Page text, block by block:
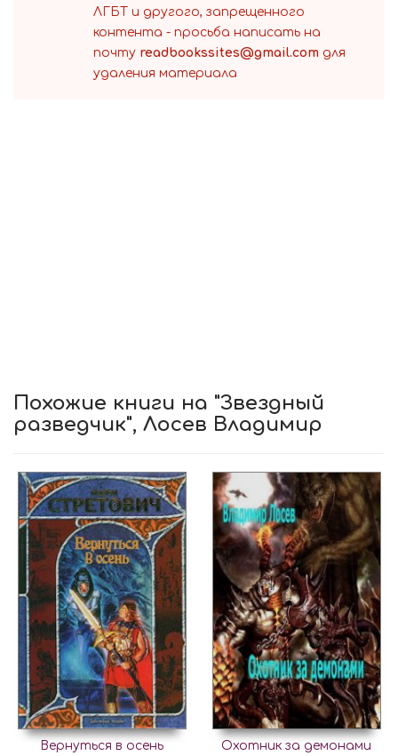
ЛГБТ и другого, запрещенного
контента - просьба написать на
почту readbookssites@gmail.com для
удаления материала
Похожие книги на "Звездный
разведчик", Лосев Владимир
Вернуться в осень Охотник за демонами